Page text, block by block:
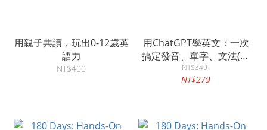
用親子共讀，玩出0-12歲英
語力
NT$400
用ChatGPT學英文：一次
搞定發音、單字、文法(附
「Youtor App」內含VRP
虛擬點讀筆)
NT$349
NT$279